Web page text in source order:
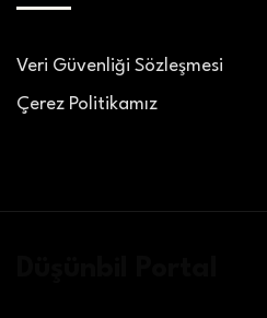
Veri Güvenliği Sözleşmesi
Çerez Politikamız